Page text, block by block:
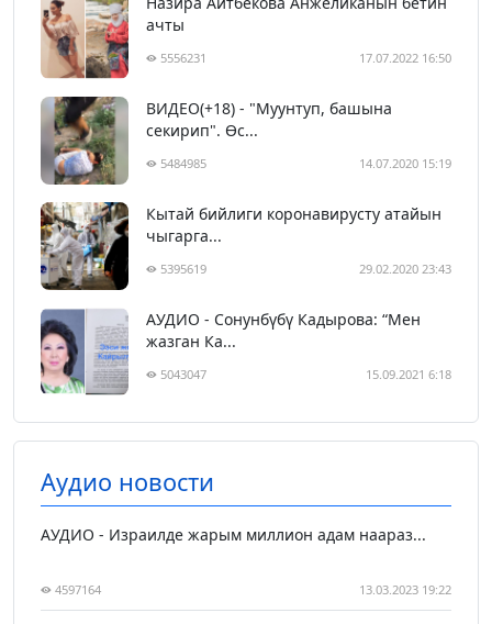
ачты
5556231 17.07.2022 16:50
ВИДЕО(+18) - "Муунтуп, башына
секирип". Өс...
5484985 14.07.2020 15:19
Кытай бийлиги коронавирусту атайын
чыгарга...
5395619 29.02.2020 23:43
АУДИО - Сонунбүбү Кадырова: “Мен
жазган Ка...
5043047 15.09.2021 6:18
Аудио новости
АУДИО - Израилде жарым миллион адам наараз...
4597164 13.03.2023 19:22